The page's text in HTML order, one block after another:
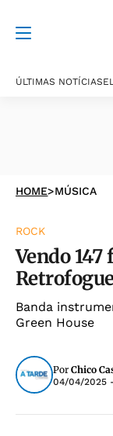
ÚLTIMAS NOTÍCIAS
HOME>MÚSICA
ROCK
Vendo
Banda
Green House
Por Chico
04/04/2025